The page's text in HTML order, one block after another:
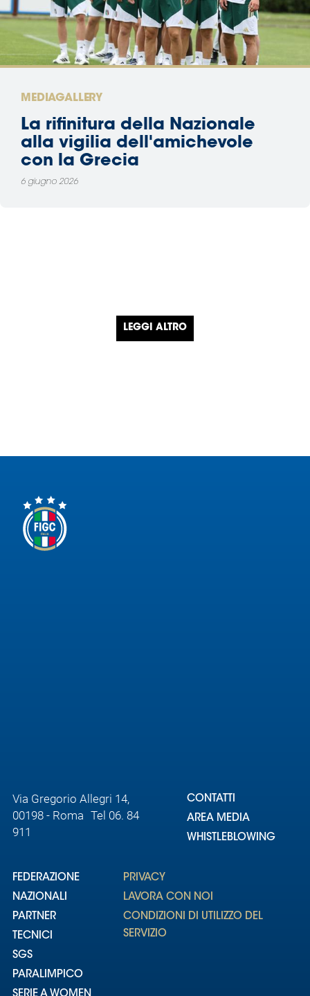
MEDIAGALLERY
La rifinitura della Nazionale
alla vigilia dell'amichevole
con la Grecia
6 giugno 2026
LEGGI ALTRO
Via Gregorio Allegri 14,
00198 - Roma Tel 06. 84
911
CONTATTI
AREA MEDIA
WHISTLEBLOWING
FEDERAZIONE
NAZIONALI
PARTNER
TECNICI
SGS
PARALIMPICO
PRIVACY
LAVORA CON NOI
CONDIZIONI DI UTILIZZO DEL
SERVIZIO